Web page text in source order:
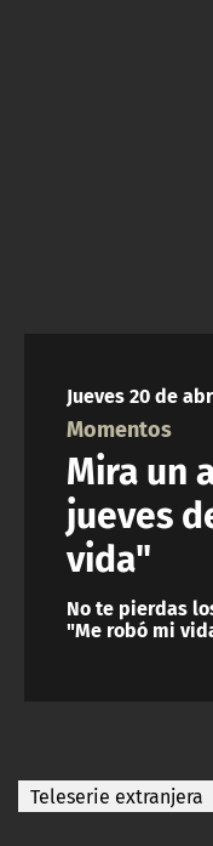
Jueves 20 de
Momentos
Mira un
jueves
vida"
No te pierdas
"Me robó mi
Teleserie extranjera